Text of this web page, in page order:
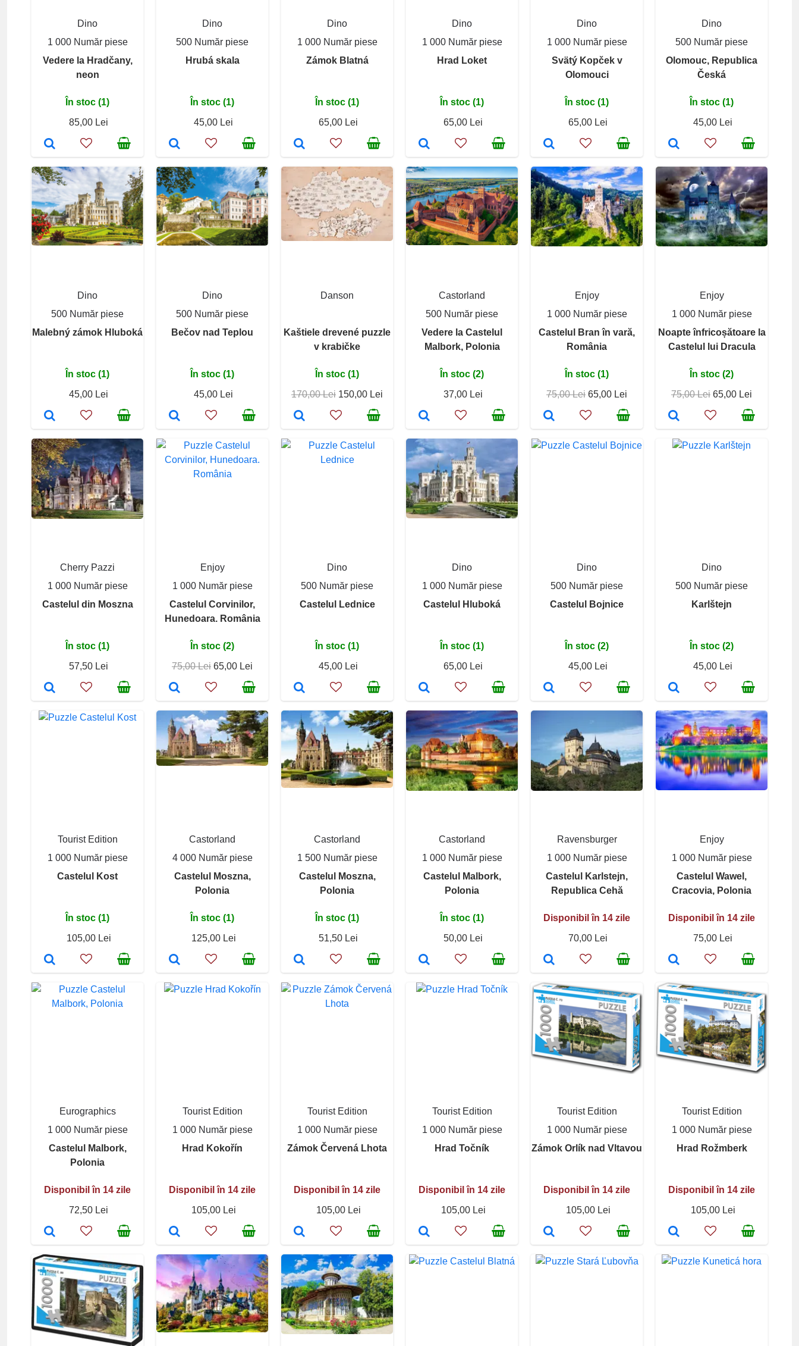
Dino
1 000 Număr piese
Vedere la Hradčany,
neon
În stoc (1)
85,00 Lei
Dino
500 Număr piese
Hrubá skala
În stoc (1)
45,00 Lei
Dino
1 000 Număr piese
Zámok Blatná
În stoc (1)
65,00 Lei
Dino
1 000 Număr piese
Hrad Loket
În stoc (1)
65,00 Lei
Dino
1 000 Număr piese
Svätý Kopček v
Olomouci
În stoc (1)
65,00 Lei
Dino
500 Număr piese
Olomouc, Republica
Česká
În stoc (1)
45,00 Lei
Dino
500 Număr piese
Malebný zámok Hluboká
În stoc (1)
45,00 Lei
Dino
500 Număr piese
Bečov nad Teplou
În stoc (1)
45,00 Lei
Danson
Kaštiele drevené puzzle
v krabičke
În stoc (1)
170,00 Lei 150,00 Lei
Castorland
500 Număr piese
Vedere la Castelul
Malbork, Polonia
În stoc (2)
37,00 Lei
Enjoy
1 000 Număr piese
Castelul Bran în vară,
România
În stoc (1)
75,00 Lei 65,00 Lei
Enjoy
1 000 Număr piese
Noapte înfricoșătoare la
Castelul lui Dracula
În stoc (2)
75,00 Lei 65,00 Lei
Cherry Pazzi
1 000 Număr piese
Castelul din Moszna
În stoc (1)
57,50 Lei
Enjoy
1 000 Număr piese
Castelul Corvinilor,
Hunedoara. România
În stoc (2)
75,00 Lei 65,00 Lei
Dino
500 Număr piese
Castelul Lednice
În stoc (1)
45,00 Lei
Dino
1 000 Număr piese
Castelul Hluboká
În stoc (1)
65,00 Lei
Dino
500 Număr piese
Castelul Bojnice
În stoc (2)
45,00 Lei
Dino
500 Număr piese
Karlštejn
În stoc (2)
45,00 Lei
Tourist Edition
1 000 Număr piese
Castelul Kost
În stoc (1)
105,00 Lei
Castorland
4 000 Număr piese
Castelul Moszna,
Polonia
În stoc (1)
125,00 Lei
Castorland
1 500 Număr piese
Castelul Moszna,
Polonia
În stoc (1)
51,50 Lei
Castorland
1 000 Număr piese
Castelul Malbork,
Polonia
În stoc (1)
50,00 Lei
Ravensburger
1 000 Număr piese
Castelul Karlstejn,
Republica Cehă
Disponibil în 14 zile
70,00 Lei
Enjoy
1 000 Număr piese
Castelul Wawel,
Cracovia, Polonia
Disponibil în 14 zile
75,00 Lei
Eurographics
1 000 Număr piese
Castelul Malbork,
Polonia
Disponibil în 14 zile
72,50 Lei
Tourist Edition
1 000 Număr piese
Hrad Kokořín
Disponibil în 14 zile
105,00 Lei
Tourist Edition
1 000 Număr piese
Zámok Červená Lhota
Disponibil în 14 zile
105,00 Lei
Tourist Edition
1 000 Număr piese
Hrad Točník
Disponibil în 14 zile
105,00 Lei
Tourist Edition
1 000 Număr piese
Zámok Orlík nad Vltavou
Disponibil în 14 zile
105,00 Lei
Tourist Edition
1 000 Număr piese
Hrad Rožmberk
Disponibil în 14 zile
105,00 Lei